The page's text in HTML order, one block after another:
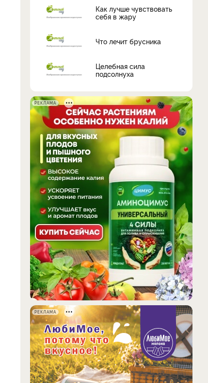
Как лучше чувствовать
себя в жару
Что лечит брусника
Целебная сила
подсолнуха
РЕКЛАМА
РЕКЛАМА